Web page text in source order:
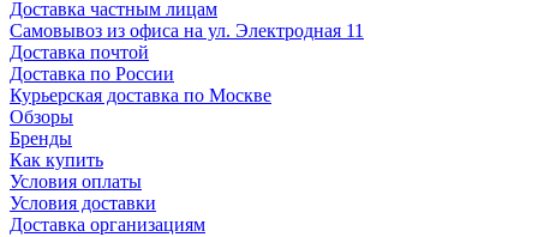
Доставка частным лицам
Самовывоз из офиса на ул. Электродная 11
Доставка почтой
Доставка по России
Курьерская доставка по Москве
Обзоры
Бренды
Как купить
Условия оплаты
Условия доставки
Доставка организациям